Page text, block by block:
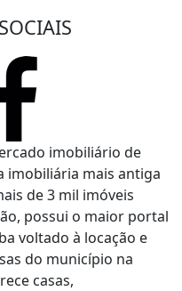
imobiliário de
imobiliária mais antiga
de 3 mil imóveis
possui o maior portal
voltado à locação e
do município na
casas,